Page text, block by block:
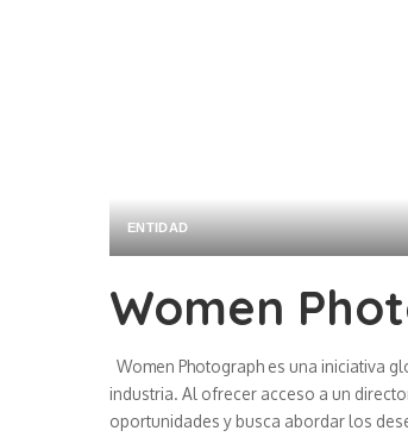
ENTIDAD
Women
Women Photograph es una iniciativa
industria. Al ofrecer acceso a un
oportunidades y busca abordar los